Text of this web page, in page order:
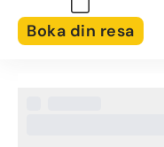
Boka din resa